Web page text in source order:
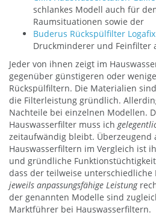
schlankes Modell auch für
Raumsituationen sowie der
Buderus Rückspülfilter
Druckminderer und Feinfilter
Jeder von ihnen zeigt im
gegenüber günstigeren oder
Rückspülfiltern. Die Materialien
die Filterleistung gründlich.
Nachteile bei einzelnen Modellen.
Hauswasserfilter muss ich
zeitaufwändig bleibt. Überzeugend
Hauswasserfiltern im Vergleich ist
und gründliche
dass der teilweise unterschiedliche
jeweils anpassungsfähige Leistung
der genannten Modelle sind
Marktführer bei Hauswasserfiltern.